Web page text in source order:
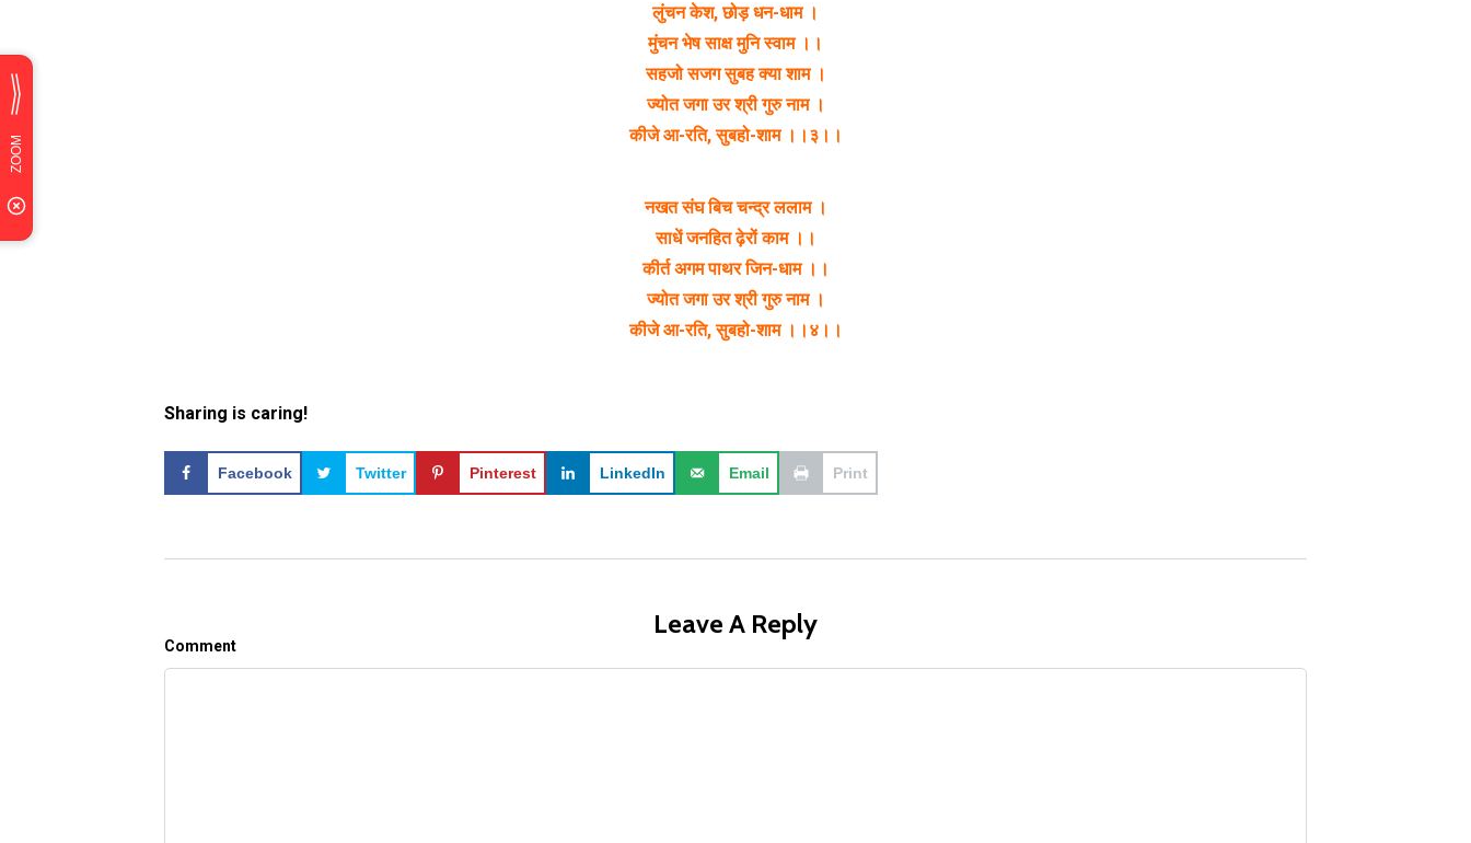
लुंचन केश, छोड़ धन-धाम ।
मुंचन भेष साक्ष मुनि स्वाम ।।
सहजो सजग सुबह क्या शाम ।
ज्योत जगा उर श्री गुरु नाम ।
कीजे आ-रति, सुबहो-शाम ।।३।।
नखत संघ बिच चन्द्र ललाम ।
साधें जनहित ढ़ेरों काम ।।
कीर्त अगम पाथर जिन-धाम ।।
ज्योत जगा उर श्री गुरु नाम ।
कीजे आ-रति, सुबहो-शाम ।।४।।
Sharing is caring!
Facebook Twitter Pinterest LinkedIn Email Print
Leave A Reply
Comment